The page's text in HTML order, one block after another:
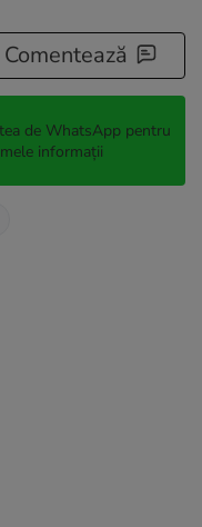
Comentează
de WhatsApp pentru
informații